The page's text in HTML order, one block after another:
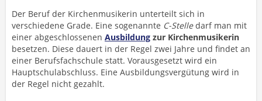
Der Beruf der Kirchenmusikerin unterteilt sich in
verschiedene Grade. Eine sogenannte C-Stelledarf man mit
einer abgeschlossenen Ausbildung zur Kirchenmusikerin
besetzen. Diese dauert in der Regel zwei Jahre und findet an
einer Berufsfachschule statt. Vorausgesetzt wird ein
Hauptschulabschluss. Eine Ausbildungsvergütung wird in
der Regel nicht gezahlt.